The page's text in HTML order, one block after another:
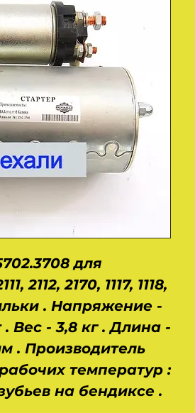
для
2112, 2170, 1117, 1118,
. Напряжение -
Вес - 3,8 кг . Длина -
. Производитель
температур :
на бендиксе .